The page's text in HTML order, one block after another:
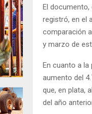
El documento,
registró, en el
comparación
y marzo de
En cuanto a
aumento del
que, en plata,
del año